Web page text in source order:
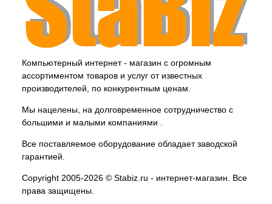
Компьютерный интернет - магазин с огромным
ассортиментом товаров и услуг от известных
производителей, по конкурентным ценам.
Мы нацелены, на долговременное сотрудничество с
большими и малыми компаниями .
Все поставляемое оборудование обладает заводской
гарантией.
Copyright 2005-2026 © Stabiz.ru - интернет-магазин. Все
права защищены.